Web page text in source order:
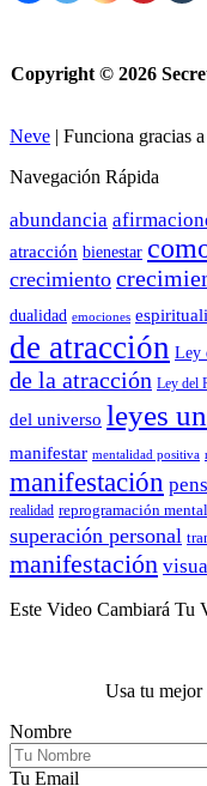
Copyright © 2026
Neve | Funciona gracias a
Navegación Rápida
abundancia
atracción bienestar
crecimiento
dualidad emociones
de atracción Ley
de la atracción Ley del
del universo leyes
manifestar mentalidad positiva
manifestación
realidad reprogramación mental
superación personal
manifestación
Este Video Cambiará Tu
Usa tu mejor
Nombre
Tu Email